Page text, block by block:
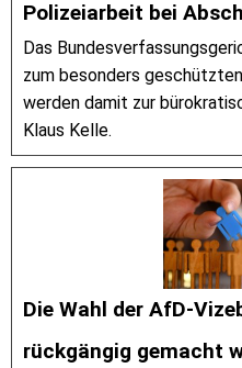
Polizeiarbeit bei
Das
zum besonders
werden damit zur
Klaus Kelle.
Die Wahl der AfD-
rückgängig gemacht